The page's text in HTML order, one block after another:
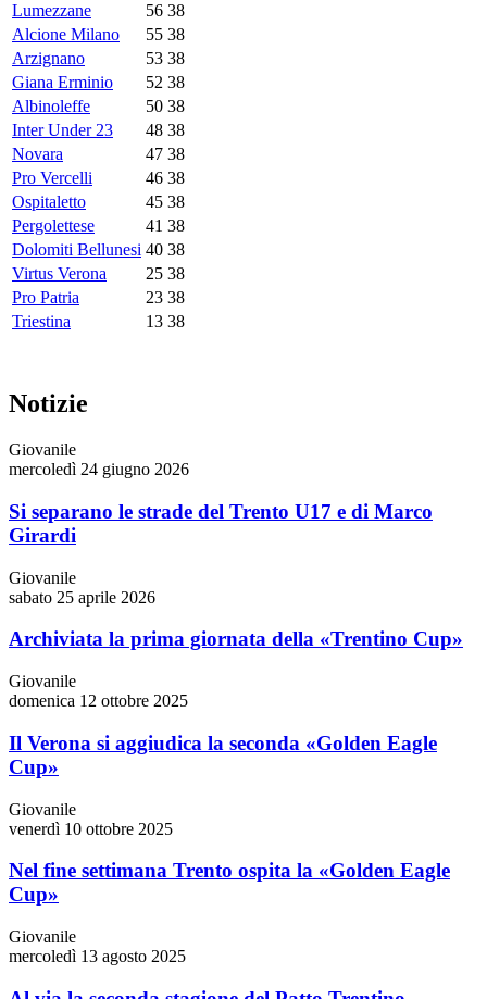
Lumezzane
56 38
Alcione Milano
55 38
Arzignano
53 38
Giana Erminio
52 38
Albinoleffe
50 38
Inter Under 23
48 38
Novara
47 38
Pro Vercelli
46 38
Ospitaletto
45 38
Pergolettese
41 38
Dolomiti Bellunesi 40 38
Virtus Verona
25 38
Pro Patria
23 38
Triestina
13 38
Notizie
Giovanile
mercoledì 24 giugno 2026
Si separano le strade del Trento U17 e di Marco
Girardi
Giovanile
sabato 25 aprile 2026
Archiviata la prima giornata della «Trentino Cup»
Giovanile
domenica 12 ottobre 2025
Il Verona si aggiudica la seconda «Golden Eagle
Cup»
Giovanile
venerdì 10 ottobre 2025
Nel fine settimana Trento ospita la «Golden Eagle
Cup»
Giovanile
mercoledì 13 agosto 2025